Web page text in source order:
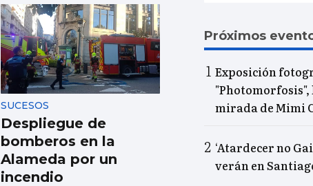
SUCESOS
Despliegue de
bomberos en la
Alameda por un
incendio
Próximos
Exposición
"Photomorfosis",
mirada de Mimi
‘Atardecer no
verán en